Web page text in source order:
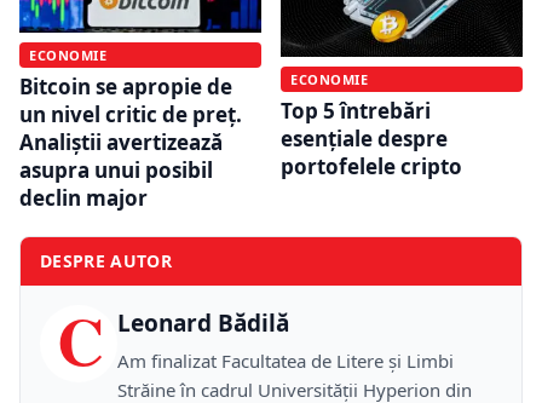
ECONOMIE
Bitcoin se apropie de
un nivel critic de preț.
Analiștii avertizează
asupra unui posibil
declin major
ECONOMIE
Top 5 întrebări
esențiale despre
portofelele cripto
DESPRE AUTOR
C Leonard Bădilă
Am finalizat Facultatea de Litere și Limbi
Străine în cadrul Universității Hyperion din